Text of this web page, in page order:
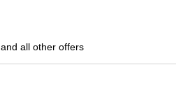
and all other offers